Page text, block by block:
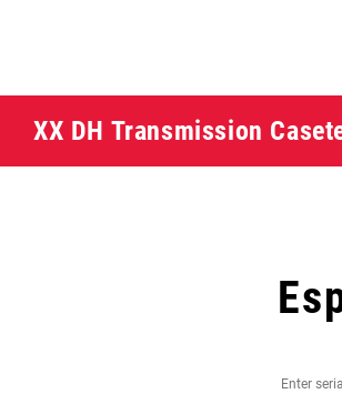
XX DH Transmission
Enter